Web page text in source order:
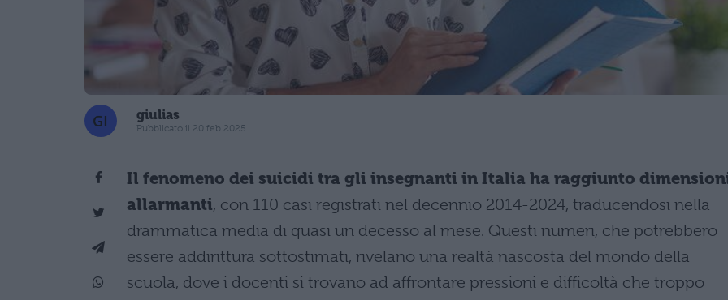
giulias
Pubblicato il 20 feb 2025
Il fenomeno dei suicidi tra gli insegnanti in Italia ha raggiunto
allarmanti, con 110 casi registrati nel decennio 2014-2024, traducendosi nella
drammatica media di quasi un decesso al mese. Questi numeri, che potrebbero
essere addirittura sottostimati, rivelano una realtà nascosta del mondo della
scuola, dove i docenti si trovano ad affrontare pressioni e difficoltà che troppo